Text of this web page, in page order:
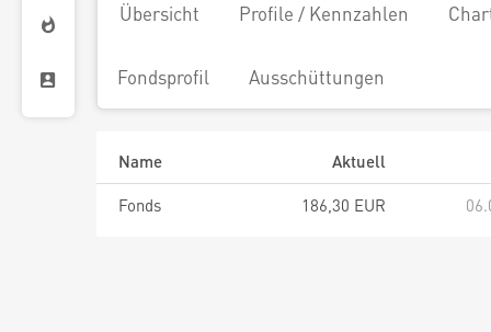
Übersicht Profile / Kennzahlen
Fondsprofil Ausschüttungen
Name
Aktuell
Fonds
186,30 EUR